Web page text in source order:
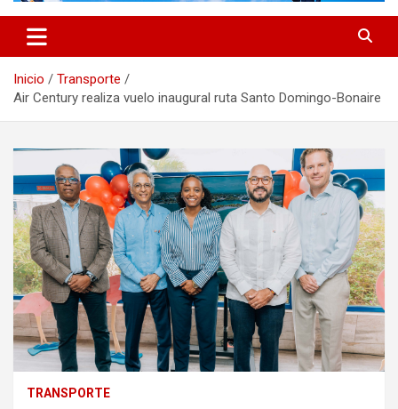
Inicio
Transporte
Air Century realiza vuelo inaugural ruta Santo Domingo-Bonaire
TRANSPORTE